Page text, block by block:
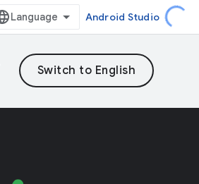
Android Studio